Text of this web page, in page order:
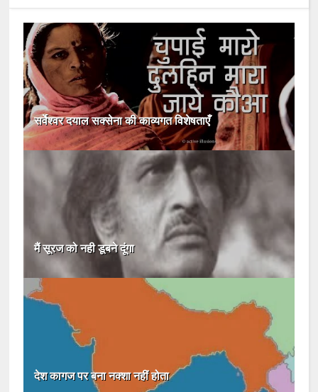
सर्वेश्वर दयाल सक्सेना की काव्यगत विशेषताएँ
मैं सूरज को नही डूबने दूंगा
देश कागज पर बना नक्शा नहीं होता